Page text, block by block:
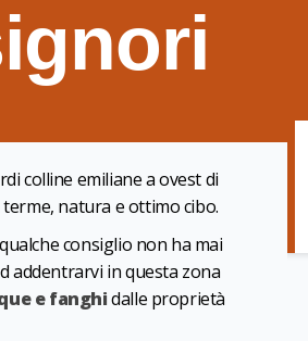
colline emiliane a ovest di
natura e ottimo cibo.
consiglio non ha mai
addentrarvi in questa zona
e fanghidalle proprietà